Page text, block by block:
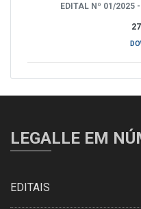
EDITAL Nº 01/2025
LEGALLE EM
EDITAIS